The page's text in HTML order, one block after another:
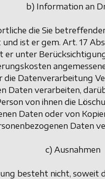
b) Information an
die Sie
ist er gem. Art. 17
unter
die Datenverarbeitung
Daten verarbeiten,
von ihnen die
Daten oder von
Daten
c) Ausnahmen
besteht nicht, soweit